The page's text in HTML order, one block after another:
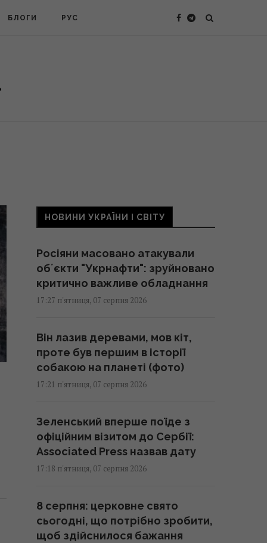
БЛОГИ РУС
НОВИНИ УКРАЇНИ І СВІТУ
Росіяни масовано атакували
обʼєкти "Укрнафти": зруйновано
критично важливе обладнання
17:27 п'ятниця, 07 серпня 2026
Він лазив деревами, мов кіт,
проте був першим в історії
собакою на планеті (фото)
17:21 п'ятниця, 07 серпня 2026
Зеленський вперше поїде з
офіційним візитом до Сербії:
Associated Press назвав дату
17:18 п'ятниця, 07 серпня 2026
8 серпня: церковне свято
сьогодні, що потрібно зробити,
щоб здійснилося бажання